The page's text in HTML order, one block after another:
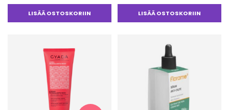
oli:
11,95€.
on:
9,55€.
LISÄÄ OSTOSKORIIN LISÄÄ OSTOSKORIIN